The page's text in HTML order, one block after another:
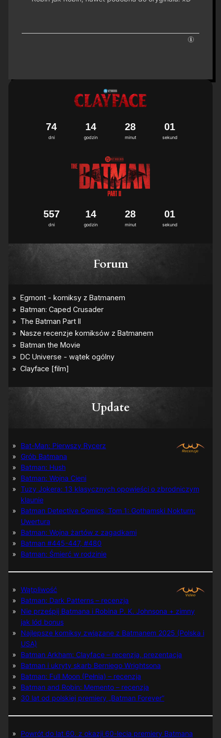
dni
74
godzin
14
minut
28
sekund
01
dni
557
godzin
14
minut
28
sekund
01
Forum
Update
Bat-Man: Pierwszy Rycerz
Grób Batmana
Batman: Hush
Batman: Wojna Cieni
Tuzy Jokera: 13 klasycznych opowieści o zbrodniczym
klaunie
Batman Detective Comics, Tom 1: Gothamski Nokturn:
Uwertura
Batman: Wojna żartów z zagadkami
Batman #445-447, #480
Batman: Śmierć w rodzinie
Wątpliwość
Batman: Dark Patterns – recenzja
Nie prześpij Batmana i Robina P. K. Johnsona + zimny
jak lód bonus
Najlepsze komiksy związane z Batmanem 2025 (Polska i
USA)
Batman Arkham: Clayface – recenzja, prezentacja
Batman i ukryty skarb Berniego Wrightsona
Batman: Full Moon (Pełnia) – recenzja
Batman and Robin: Memento – recenzja
30 lat od polskiej premiery „Batman Forever”
Powrót do lat 60. z okazji 60-lecia premiery Batmana